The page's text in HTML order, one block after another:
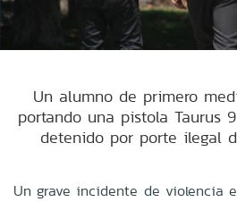
Un alumno de primero
portando una pistola Taurus
detenido por porte ilegal
Un grave incidente de violencia